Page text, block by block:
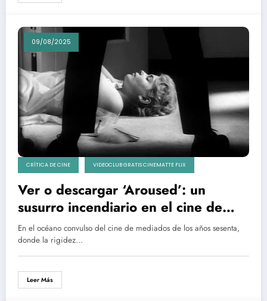
09/08/2025
CRÍTICA DE CINE VIDEOCLUB GRATIS CINEMATTE FLIX
Ver o descargar ‘Aroused’: un
susurro incendiario en el cine de
1966
En el océano convulso del cine de mediados de los años sesenta,
donde la rigidez…
Leer Más